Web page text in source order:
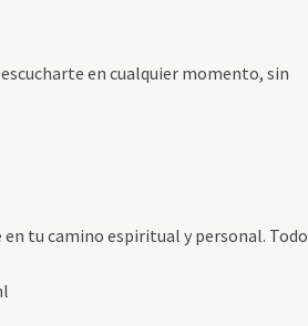
en cualquier momento, sin
tu camino espiritual y personal. Todo